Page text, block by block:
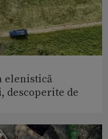
elenistică
descoperite de